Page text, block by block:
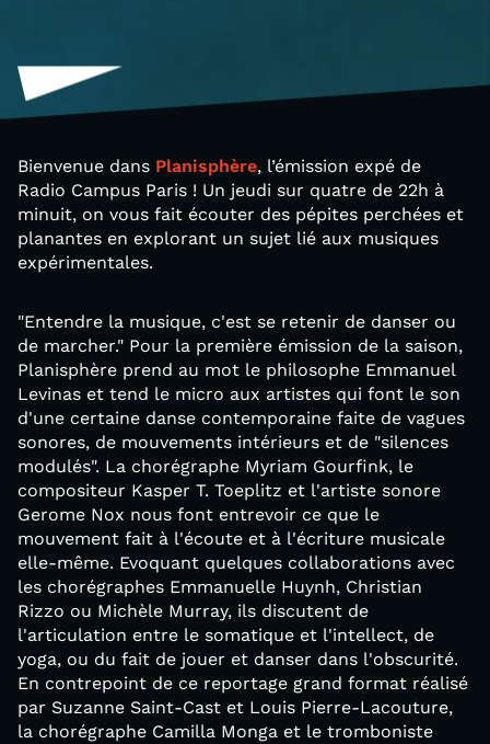
Bienvenue dans Planisphère, l’émission expé de
Radio Campus Paris ! Un jeudi sur quatre de 22h à
minuit, on vous fait écouter des pépites perchées et
planantes en explorant un sujet lié aux musiques
expérimentales.
"Entendre la musique, c'est se retenir de danser ou
de marcher." Pour la première émission de la saison,
Planisphère prend au mot le philosophe Emmanuel
Levinas et tend le micro aux artistes qui font le son
d'une certaine danse contemporaine faite de vagues
sonores, de mouvements intérieurs et de "silences
modulés". La chorégraphe Myriam Gourfink, le
compositeur Kasper T. Toeplitz et l'artiste sonore
Gerome Nox nous font entrevoir ce que le
mouvement fait à l'écoute et à l'écriture musicale
elle-même. Evoquant quelques collaborations avec
les chorégraphes Emmanuelle Huynh, Christian
Rizzo ou Michèle Murray, ils discutent de
l'articulation entre le somatique et l'intellect, de
yoga, ou du fait de jouer et danser dans l'obscurité.
En contrepoint de ce reportage grand format réalisé
par Suzanne Saint-Cast et Louis Pierre-Lacouture,
la chorégraphe Camilla Monga et le tromboniste